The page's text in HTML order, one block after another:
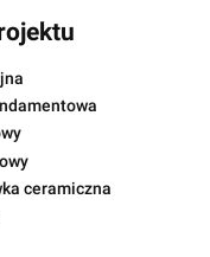
ceramiczna